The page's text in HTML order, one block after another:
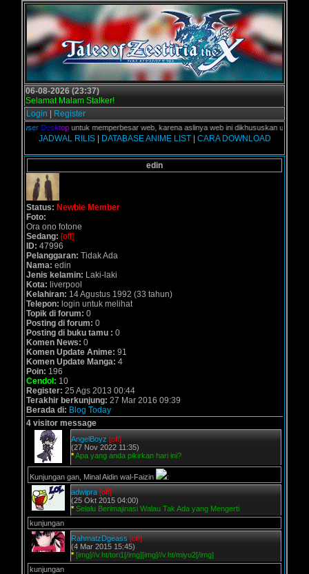
06-08-2026 (23:37)
Selamat Malam Stalker!
Login
Register
er Desktopuntuk memperbesar web, karena aslinya web ini dikhususkan untuk
JADWAL RILIS| DATABASE ANIME LIST| CARA DOWNLOAD
edin
Status: Newbie Member
Foto:
Ora ono fotone
Sedang: [off]
ID: 47996
Pelanggaran: Tidak Ada
Nama: edin
Jenis kelamin: Laki-laki
Kota: liverpool
Kelahiran: 14 Agustus 1992 (33 tahun)
Telepon: login untuk melihat
Topik di forum: 0
Posting di forum: 0
Posting di buku tamu : 0
Komen News: 0
Komen Update Anime: 91
Komen Update Manga: 4
Poin: 196
Cendol: 10
Register: 25 Ags 2013 00:44
Terakhir berkunjung: 27 Mar 2016 09:39
Berada di: Blog Today
4 visitor message
AngelBoyz [off]
(27 Nov 2022 11:35)
*Apa yang anda pikirkan hari ini?
Kunjungan gan, Minal Aidin wal-Faizin
:
adwipra [off]
(25 Okt 2015 04:00)
* Selalu Berimajinasi Walau Tak Ada yang Mengerti
kunjungan
RahmatzDgeass [off]
(4 Mar 2015 15:45)
* [img]//v.ht/tori1[/img][img]//v.ht/miyu2[/img]
kunjungan